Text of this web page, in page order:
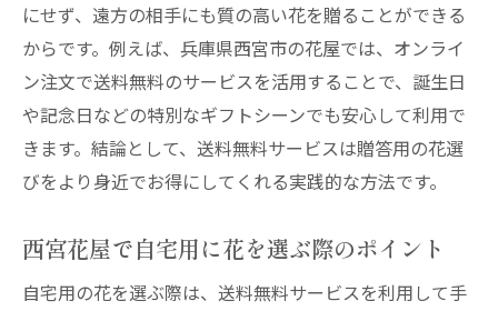
にせず、遠方の相手にも質の高い花を贈ることができる
からです。例えば、兵庫県西宮市の花屋では、オンライ
ン注文で送料無料のサービスを活用することで、誕生日
や記念日などの特別なギフトシーンでも安心して利用で
きます。結論として、送料無料サービスは贈答用の花選
びをより身近でお得にしてくれる実践的な方法です。
西宮花屋で自宅用に花を選ぶ際のポイント
自宅用の花を選ぶ際は、送料無料サービスを利用して手